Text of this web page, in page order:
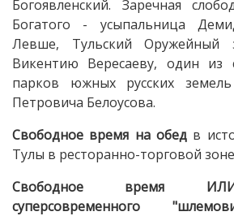
Богоявленский. Заречная
Богатого - усыпальница
Левше, Тульский Оружейный
Викентию Вересаеву, один из
парков южных русских
Петровича Белоусова.
Свободное время на обед в
Тулы в ресторанно-торговой
Свободное время
суперсовременного